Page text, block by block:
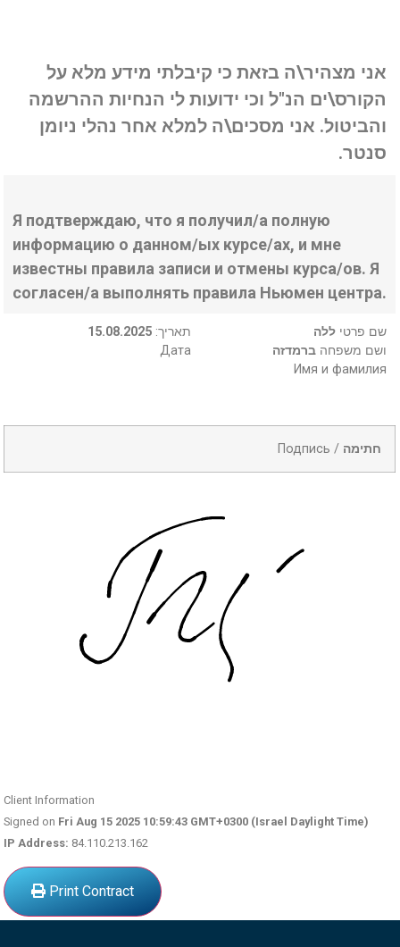
אני מצהיר\ה בזאת כי קיבלתי מידע מלא על
הקורס\ים הנ"ל וכי ידועות לי הנחיות ההרשמה
והביטול. אני מסכים\ה למלא אחר נהלי ניומן
סנטר.
Я подтверждаю, что я получил/а полную
информацию о данном/ых курсе/ах, и мне
известны правила записи и отмены курса/ов. Я
согласен/а выполнять правила Ньюмен центра.
15.08.2025 :תאריך
Дата
שם פרטי ללה
ושם משפחה ברמדזה
Имя и фамилия
Подпись / חתימה
Client Information
Signed on Fri Aug 15 2025 10:59:43 GMT+0300 (Israel Daylight Time)
IP Address: 84.110.213.162
Print Contract